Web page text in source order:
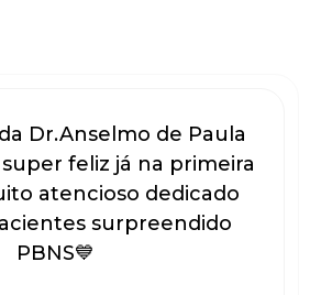
Dr.Anselmo de Paula
feliz já na primeira
atencioso dedicado
surpreendido
PBNS💙